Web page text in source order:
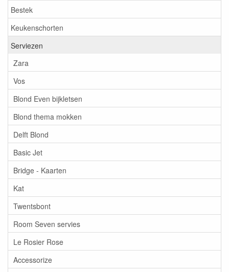
Bestek
Keukenschorten
Serviezen
Zara
Vos
Blond Even bijkletsen
Blond thema mokken
Delft Blond
Basic Jet
Bridge - Kaarten
Kat
Twentsbont
Room Seven servies
Le Rosier Rose
Accessorize